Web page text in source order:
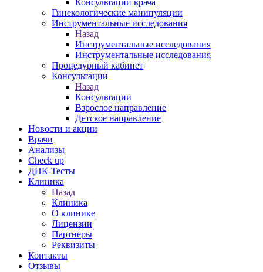
Консультации врача
Гинекологические манипуляции
Инструментальные исследования
Назад
Инструментальные исследования
Инструментальные исследования
Процедурный кабинет
Консультации
Назад
Консультации
Взрослое направление
Детское направление
Новости и акции
Врачи
Анализы
Check up
ДНК-Тесты
Клиника
Назад
Клиника
О клинике
Лицензии
Партнеры
Реквизиты
Контакты
Отзывы